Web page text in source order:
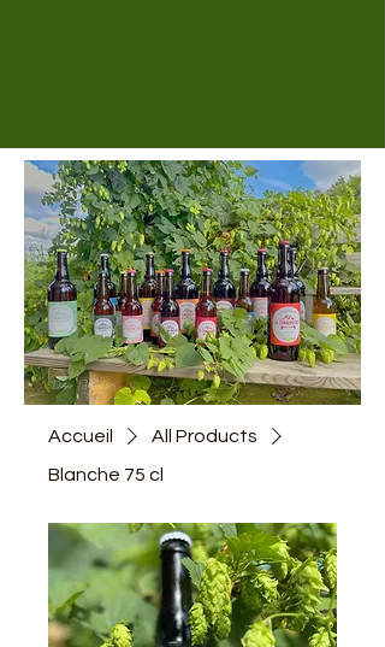
Accueil
All Products
Blanche 75 cl